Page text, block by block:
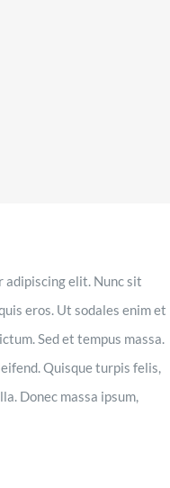
adipiscing elit. Nunc sit
eros. Ut sodales enim et
Sed et tempus massa.
Quisque turpis felis,
Donec massa ipsum,